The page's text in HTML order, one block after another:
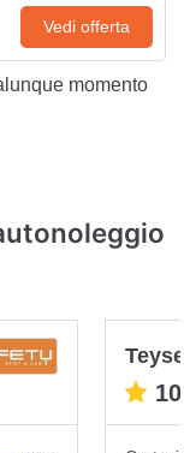
Vedi offerta
momento